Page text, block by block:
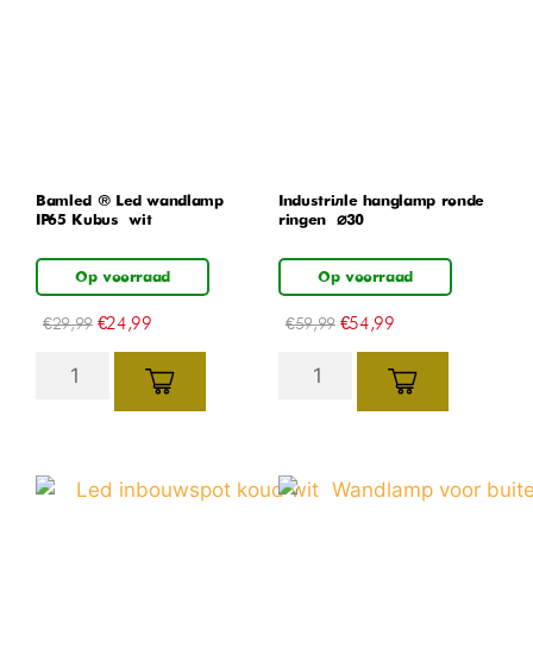
Bamled ® Led wandlamp
IP65 Kubus – wit
Op voorraad
€29,99 €24,99
Industriële hanglamp ronde
ringen – ⌀30
Op voorraad
€59,99 €54,99